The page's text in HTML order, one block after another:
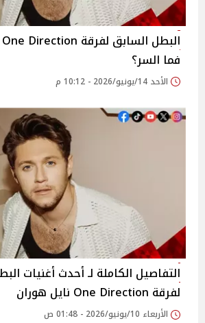
فما السر؟
الأحد 14/يونيو/2026 - 10:12 م
التفاصيل الكاملة لـ أحدث أغنيات
لفرقة One Direction نايل هوران
الأربعاء 10/يونيو/2026 - 01:48 ص